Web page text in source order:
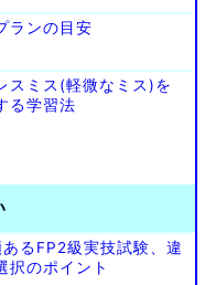
ランの目安
スミス(軽微なミス)を
る学習法
るFP2級実技試験、違
択のポイント